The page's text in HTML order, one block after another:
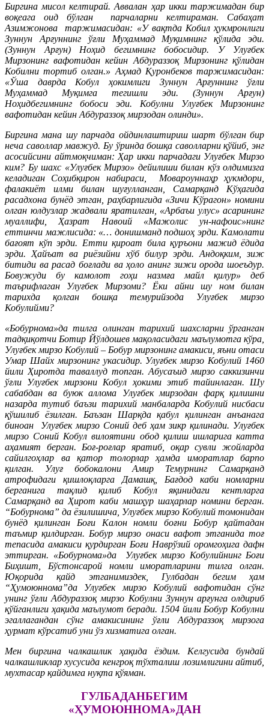
Биргина мисол келтирай. Аввалан ҳар икки таржимадан бир
воқеага оид бўлган парчаларни келтираман. Сабаҳат
Азимжонова таржимасидан: «У вақтда Кобил ҳукмронлиги
Зуннун Арғуннинг ўғли Муҳаммад Муқимнинг қўлида эди.
(Зуннун Арғун) Ноҳид бегимнинг бобосидир. У Улуғбек
Мирзонинг вафотидан кейин Абдураззоқ Мирзонинг қўлидан
Кобилни тортиб олган.»Аҳмад Қуронбековтаржимасидан:
«Ўша даврда Кобул ҳокимлиги Зуннун Арғуннинг ўғли
Муҳаммад Муқимга тегишли эди. (Зуннун Арғун)
Ноҳидбегимнинг бобоси эди. Кобулни Улуғбек Мирзонинг
вафотидан кейин Абдураззоқ мирзодан олинди».
Биргина мана шу парчада ойдинлаштириш шарт бўлган бир
неча саволлар мавжуд. Бу ўринда бошқа саволларни қўйиб, энг
асосийсини айтмоқчиман: Ҳар икки парчадаги Улуғбек Мирзо
ким? Бу шахс «Улуғбек Мирзо» дейилиши билан кўз олдимизга
келадиган Соҳибқирон набираси, Мовароуннаҳр ҳукмдори,
фалакиёт илми билан шуғулланган, Самарқанд Кўҳагида
расадхона бунёд этган, раҳбарлигида «Зичи Кўрагон» номини
олган юлдузлар жадвали яратилган, «Арбаъи улус» асарининг
муаллифи, Ҳазрат Навоий «Мажолис ун-нафоис»нинг
еттинчи мажлисида: «… донишманд подшоҳ эрди. Камолати
бағоят кўп эрди. Етти қироат била қуръони мажид ёдида
эрди. Ҳайъат ва риёзийни хўб билур эрди. Андоқким, зиж
битиди ва расад боғлади ва ҳоло анинг зижи орода шоеъдур.
Бовужуди бу камолот гоҳи назмға майл қилур» деб
таърифлаган Улуғбек Мирзоми? Ёки айни шу ном билан
тарихда қолган бошқа темурийзода Улуғбек мирзо
Кобулийми?
«Бобурнома»да тилга олинган тарихий шахсларни ўрганган
тадқиқотчи Ботир Йўлдошев мақоласидаги маълумотга кўра,
Улуғбек мирзо Кобулий – Бобур мирзонинг амакиси, яъни отаси
Умар Шайх мирзонинг укасидир. Улуғбек мирзо Кобулий 1460
йили Ҳиротда таваллуд топган. Абусаъид мирзо саккизинчи
ўғли Улуғбек мирзони Кобул ҳокими этиб тайинлаган. Шу
сабабдан ва буюк аллома Улуғбек мирзодан фарқ қилишни
назарда тутиб баъзи тарихий манбаларда Кобулий нисбаси
қўшилиб ёзилган. Баъзан Шарқда қабул қилинган анъанага
биноан Улуғбек мирзо Соний деб ҳам зикр қилинади. Улуғбек
мирзо Соний Кобул вилоятини обод қилиш ишларига катта
аҳамият берган. Боғ-роғлар яратиб, оқар сувли жойларда
сайилгоҳлар ва қатор толорлар ҳамда иморатлар барпо
қилган. Улуғ бобокалони Амир Темурнинг Самарқанд
атрофидаги қишлоқларга Дамашқ, Бағдод каби номларни
берганига тақлид қилиб Кобул яқинидаги кентларга
Самарқанд ва Ҳирот каби машҳур шаҳарлар номини берган.
“Бобурнома” да ёзилишича, Улуғбек мирзо Кобулий томонидан
бунёд қилинган Боғи Калон номли боғни Бобур қайтадан
таъмир қилдирган. Бобур мирзо онаси вафот этганида тоғ
тепасида амакиси қурдирган Боғи Наврўзий оромгоҳига дафн
эттирган. «Бобурнома»да Улуғбек мирзо Кобулийнинг Боғи
Биҳишт, Бўстонсарой номли иморатларини тилга олган.
Юқорида қайд этганимиздек, Гулбадан бегим ҳам
“Ҳумоюннома”да Улуғбек мирзо Кобулий вафотидан сўнг
унинг ўғли Абдураззоқ мирзо Кобулни Зуннун арғунга олдириб
қўйганлиги ҳақида маълумот беради. 1504 йили Бобур Кобулни
эгаллагандан сўнг амакисининг ўғли Абдураззоқ мирзога
ҳурмат кўрсатиб уни ўз хизматига олган.
Мен биргина чалкашлик ҳақида ёздим. Келгусида бундай
чалкашликлар хусусида кенгроқ тўхталиш лозимлигини айтиб,
мухтасар қайдимга нуқта қўяман.
ГУЛБАДАНБЕГИМ
«ҲУМОЮННОМА»ДАН